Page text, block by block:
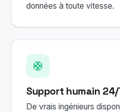
données à toute vitesse.
🛟
Support humain
De vrais ingénieurs